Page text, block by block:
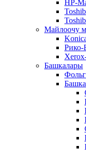
HP-
Майлоочу
Рико-
Башкалары